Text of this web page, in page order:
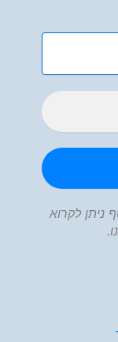
ניתן לקרוא